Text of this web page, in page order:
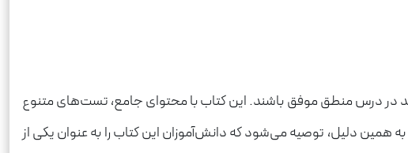
درس منطق موفق باشند. این کتاب با محتوای جامع، تست‌های متنوع
دلیل، توصیه می‌شود که دانش‌آموزان این کتاب را به عنوان یکی از